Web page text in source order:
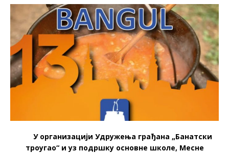
У организацији Удружења грађана „Банатски
троугао“ и уз подршку основне школе, Месне